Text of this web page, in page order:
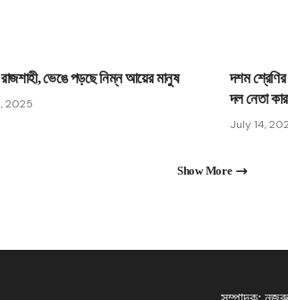
ভেঙে পড়ছে নিম্ন আয়ের মানুষ
2025
দশম শ্রেণির
দল নেতা
July 14,
Show More